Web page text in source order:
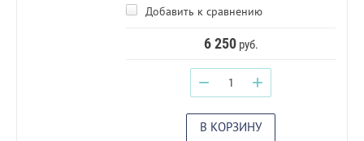
Добавить к сравнению
6 250руб.
− +
В КОРЗИНУ